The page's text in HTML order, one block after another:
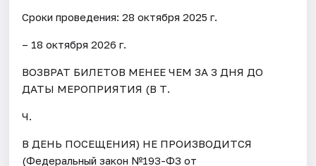
Сроки проведения: 28 октября 2025 г.
– 18 октября 2026 г.
ВОЗВРАТ БИЛЕТОВ МЕНЕЕ ЧЕМ ЗА 3 ДНЯ ДО
ДАТЫ МЕРОПРИЯТИЯ (В Т.
Ч.
В ДЕНЬ ПОСЕЩЕНИЯ) НЕ ПРОИЗВОДИТСЯ
(Федеральный закон №193-ФЗ от